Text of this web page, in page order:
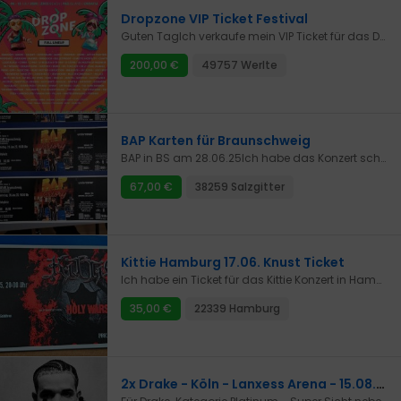
Dropzone VIP Ticket Festival
Guten TagIch verkaufe mein VIP Ticket für das Dropzone Festival in Kroatien.Datum: 06.07.2025-11.07.2025Bezahlung per PayPalTicket wird dann per Email verschicktBei Interesse einfach melden :)
200,00 €
49757 Werlte
BAP Karten für Braunschweig
BAP in BS am 28.06.25Ich habe das Konzert schon im Dez. 2024 in Köln gesehen und gehört. Es ist sensationell gut!Preis gilt für eine Karte - insgesamt sind es dann: 200 €
67,00 €
38259 Salzgitter
Kittie Hamburg 17.06. Knust Ticket
Ich habe ein Ticket für das Kittie Konzert in Hamburg über.17.06. im KnustIch fahre selber dort hin, also ginge Übergabe vor Ort oder vorherige Abholung.
35,00 €
22339 Hamburg
2x Drake - Köln - Lanxess Arena - 15.08.2025